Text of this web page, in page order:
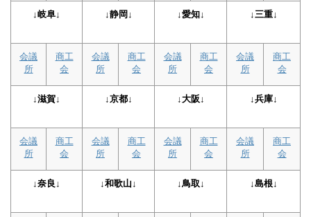
↓岐阜↓ ↓静岡↓ ↓愛知↓ ↓三重↓
会議
所
商工
会
会議
所
商工
会
会議
所
商工
会
会議
所
商工
会
↓滋賀↓ ↓京都↓ ↓大阪↓ ↓兵庫↓
会議
所
商工
会
会議
所
商工
会
会議
所
商工
会
会議
所
商工
会
↓奈良↓ ↓和歌山↓ ↓鳥取↓ ↓島根↓